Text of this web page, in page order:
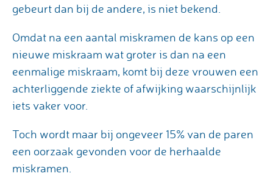
gebeurt dan bij de andere, is niet bekend.
Omdat na een aantal miskramen de kans op een
nieuwe miskraam wat groter is dan na een
eenmalige miskraam, komt bij deze vrouwen een
achterliggende ziekte of afwijking waarschijnlijk
iets vaker voor.
Toch wordt maar bij ongeveer 15% van de paren
een oorzaak gevonden voor de herhaalde
miskramen.